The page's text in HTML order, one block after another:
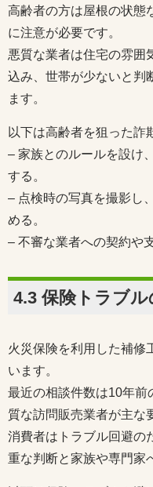
高齢者の方は屋根の状態
に注意が必要です。
悪質な業者は住宅の雰囲
込み、世帯が少ないと判
ます。
以下は高齢者を狙った詐
– 家族とのルールを設け
する。
– 点検時の写真を撮影し
める。
– 不審な業者への契約や
4.3 保険トラブル
火災保険を利用した補修
います。
最近の相談件数は10年前
質な訪問販売業者が主な
消費者はトラブル回避の
重な判断と家族や専門家